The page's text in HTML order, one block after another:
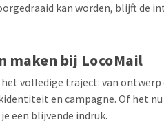
kan worden, blijft de
maken bij LocoMail
volledige traject: van
en campagne. Of het
een blijvende indruk.